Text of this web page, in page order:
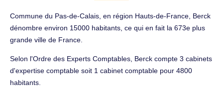
Commune du Pas-de-Calais, en région Hauts-de-France, Berck
dénombre environ 15000 habitants, ce qui en fait la 673e plus
grande ville de France.
Selon l'Ordre des Experts Comptables, Berck compte 3 cabinets
d'expertise comptable soit 1 cabinet comptable pour 4800
habitants.